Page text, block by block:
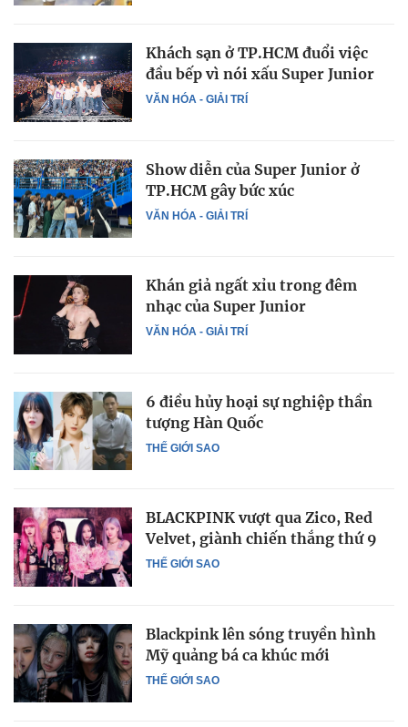
VĂN HÓA - GIẢI TRÍ
Khách sạn ở TP.HCM đuổi việc
đầu bếp vì nói xấu Super Junior
VĂN HÓA - GIẢI TRÍ
Show diễn của Super Junior ở
TP.HCM gây bức xúc
VĂN HÓA - GIẢI TRÍ
Khán giả ngất xỉu trong đêm
nhạc của Super Junior
THẾ GIỚI SAO
6 điều hủy hoại sự nghiệp thần
tượng Hàn Quốc
THẾ GIỚI SAO
BLACKPINK vượt qua Zico, Red
Velvet, giành chiến thắng thứ 9
THẾ GIỚI SAO
Blackpink lên sóng truyền hình
Mỹ quảng bá ca khúc mới